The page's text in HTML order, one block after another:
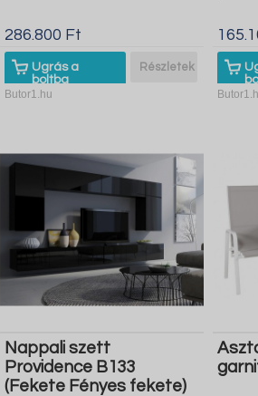
286.800 Ft
Ugrás a
boltba
Részletek
Butor1.hu
Nappali szett
Providence B133
(Fekete Fényes fekete)